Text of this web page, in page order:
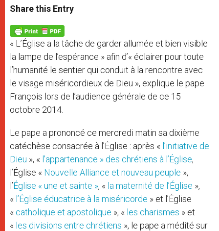
t
s
p
p
s
e
g
e
r
e
b
o
k
Share this Entry
« L’Église a la tâche de garder allumée et bien visible
la lampe de l’espérance » afin d’« éclairer pour toute
l’humanité le sentier qui conduit à la rencontre avec
le visage miséricordieux de Dieu », explique le pape
François lors de l’audience générale de ce 15
octobre 2014.
Le pape a prononcé ce mercredi matin sa dixième
catéchèse consacrée à l’Église : après « l’initiative de
Dieu », « l’appartenance » des chrétiens à l’Église,
l’Église « Nouvelle Alliance et nouveau peuple »,
l’Église « une et sainte », « la maternité de l’Église »,
« l’Église éducatrice à la miséricorde » et l’Église
« catholique et apostolique », « les charismes » et
« les divisions entre chrétiens », le pape a médité sur